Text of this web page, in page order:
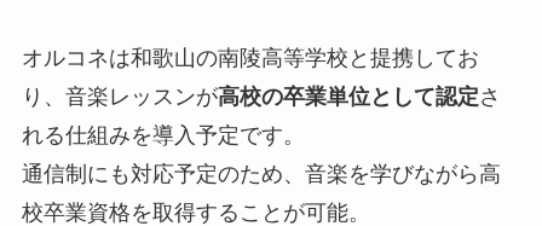
オルコネは和歌山の南陵高等学校と提携してお
り、音楽レッスンが高校の卒業単位として認定さ
れる仕組みを導入予定です。
通信制にも対応予定のため、音楽を学びながら高
校卒業資格を取得することが可能。